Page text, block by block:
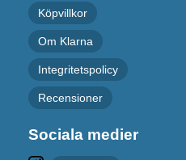
Köpvillkor
Om Klarna
Integritetspolicy
Recensioner
Sociala medier